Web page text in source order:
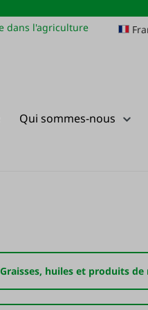
dans l'agriculture
articles dans votre liste de
Qui sommes-nous